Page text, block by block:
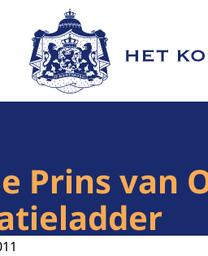
Naar de homepage van Het
Prins van